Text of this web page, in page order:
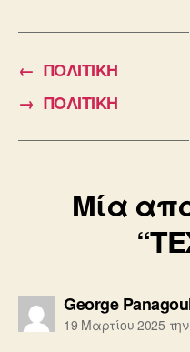
c
e
b
o
o
ailtt
← ΠΟΛΙΤΙΚΗ
→ ΠΟΛΙΤΙΚΗ
Μία
George
19 Μαρτίου 2025